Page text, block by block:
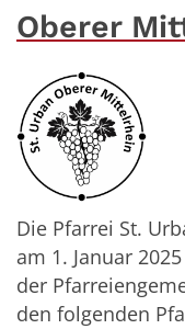
Oberer
Die Pfarrei St.
am 1. Januar
der
den folgenden